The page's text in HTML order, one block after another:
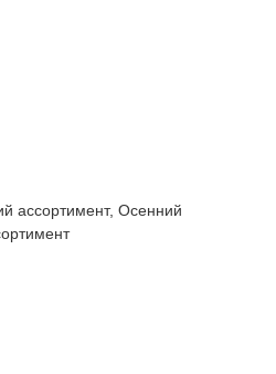
ассортимент, Осенний